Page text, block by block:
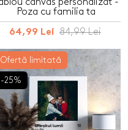
canvas personalizat -
Poza cu familia ta
64,99 Lei 84,99 Lei
Ofertă limitată
-25%